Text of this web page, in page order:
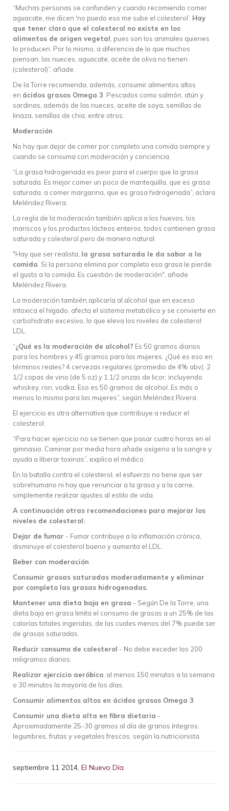
“Muchas personas se confunden y cuando recomiendo comer
aguacate, me dicen 'no puedo eso me sube el colesterol’. Hay
que tener claro que el colesterol no existe en los
alimentos de origen vegetal, pues son los animales quienes
lo producen. Por lo mismo, a diferencia de lo que muchos
piensan, las nueces, aguacate, aceite de oliva no tienen
(colesterol)”, añade.
De la Torre recomienda, además, consumir alimentos altos
en ácidos grasos Omega 3. Pescados como salmón, atún y
sardinas, además de las nueces, aceite de soya, semillas de
linaza, semillas de chia, entre otros.
Moderación
No hay que dejar de comer por completo una comida siempre y
cuando se consuma con moderación y conciencia.
“La grasa hidrogenada es peor para el cuerpo que la grasa
saturada. Es mejor comer un poco de mantequilla, que es grasa
saturada, a comer margarina, que es grasa hidrogenada”, aclara
Meléndez Rivera.
La regla de la moderación también aplica a los huevos, los
mariscos y los productos lácteos enteros, todos contienen grasa
saturada y colesterol pero de manera natural.
"Hay que ser realista, la grasa saturada le da sabor a la
comida. Si la persona elimina por completo esa grasa le pierde
el gusto a la comida. Es cuestión de moderación", añade
Meléndez Rivera.
La moderación también aplicaría al alcohol que en exceso
intoxica el hígado, afecta el sistema metabólico y se convierte en
carbohidrato excesivo, lo que eleva los niveles de colesterol
LDL.
“¿Qué es la moderación de alcohol? Es 50 gramos diarios
para los hombres y 45 gramos para las mujeres. ¿Qué es eso en
términos reales? 4 cervezas regulares (promedio de 4% abv), 2
1/2 copas de vino (de 5 oz) y 1 1/2 onzas de licor, incluyendo
whiskey, ron, vodka. Eso es 50 gramos de alcohol. Es más o
menos lo mismo para las mujeres”, según Meléndez Rivera.
El ejercicio es otra alternativa que contribuye a reducir el
colesterol.
“Para hacer ejercicio no se tienen que pasar cuatro horas en el
gimnasio. Caminar por media hora añade oxígeno a la sangre y
ayuda a liberar toxinas”, explica el médico.
En la batalla contra el colesterol, el esfuerzo no tiene que ser
sobrehumano ni hay que renunciar a la grasa y a la carne,
simplemente realizar ajustes al estilo de vida.
A continuación otras recomendaciones para mejorar los
niveles de colesterol:
Dejar de fumar - Fumar contribuye a la inflamación crónica,
disminuye el colesterol bueno y aumenta el LDL.
Beber con moderación
Consumir grasas saturadas moderadamente y eliminar
por completo las grasas hidrogenadas.
Mantener una dieta baja en grasa - Según De la Torre, una
dieta baja en grasa limita el consumo de grasas a un 25% de las
calorías totales ingeridas, de las cuales menos del 7% puede ser
de grasas saturadas.
Reducir consumo de colesterol - No debe exceder los 200
miligramos diarios.
Realizar ejercicio aeróbico, al menos 150 minutos a la semana
o 30 minutos la mayoría de los días.
Consumir alimentos altos en ácidos grasos Omega 3
Consumir una dieta alta en fibra dietaria -
Aproximadamente 25-30 gramos al día de granos íntegros,
legumbres, frutas y vegetales frescos, según la nutricionista.
septiembre 11 2014, El Nuevo Día